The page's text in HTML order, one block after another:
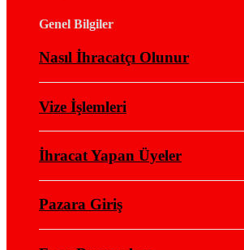
Genel Bilgiler
Nasıl İhracatçı Olunur
Vize İşlemleri
İhracat Yapan Üyeler
Pazara Giriş